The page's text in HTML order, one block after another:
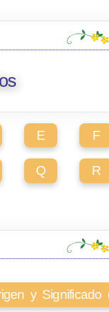
E F
Q R
y Significado